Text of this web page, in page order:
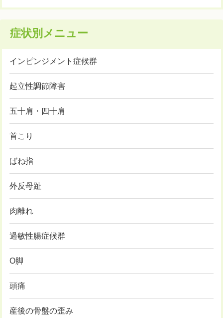
症状別メニュー
インピンジメント症候群
起立性調節障害
五十肩・四十肩
首こり
ばね指
外反母趾
肉離れ
過敏性腸症候群
O脚
頭痛
産後の骨盤の歪み